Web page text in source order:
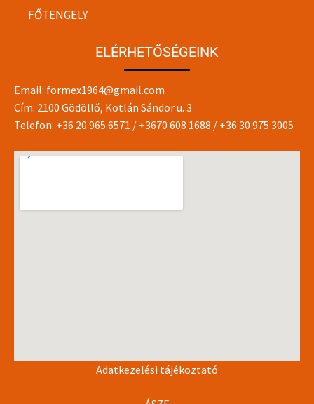
FŐTENGELY
ELÉRHETŐSÉGEINK
Email: formex1964@gmail.com
Cím: 2100 Gödöllő, Kotlán Sándor u. 3
Telefon: +36 20 965 6571 / +3670 608 1688 / +36 30 975 3005
Adatkezelési tájékoztató